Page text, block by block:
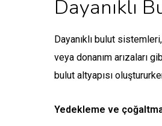
Dayanıklı
Dayanıklı bulut
veya donanım arızaları
bulut altyapısı
Yedekleme ve